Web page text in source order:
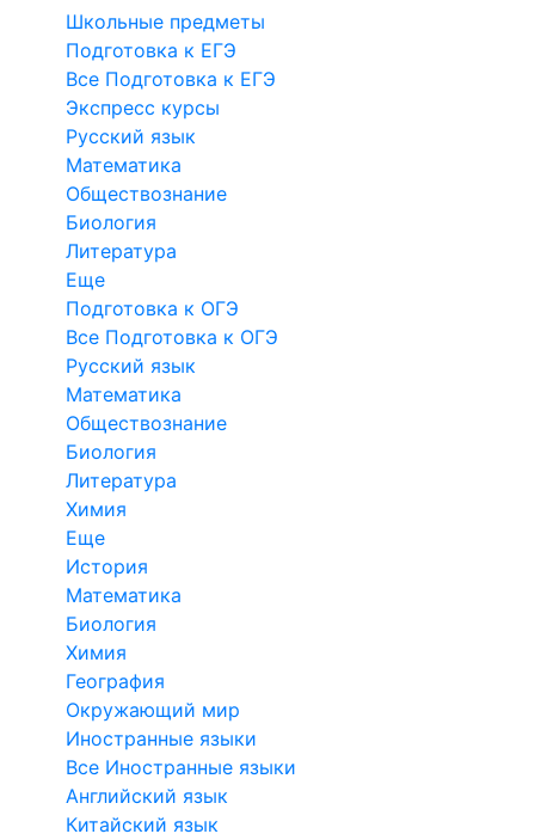
Школьные предметы
Подготовка к ЕГЭ
Все Подготовка к ЕГЭ
Экспресс курсы
Русский язык
Математика
Обществознание
Биология
Литература
Еще
Подготовка к ОГЭ
Все Подготовка к ОГЭ
Русский язык
Математика
Обществознание
Биология
Литература
Химия
Еще
История
Математика
Биология
Химия
География
Окружающий мир
Иностранные языки
Все Иностранные языки
Английский язык
Китайский язык